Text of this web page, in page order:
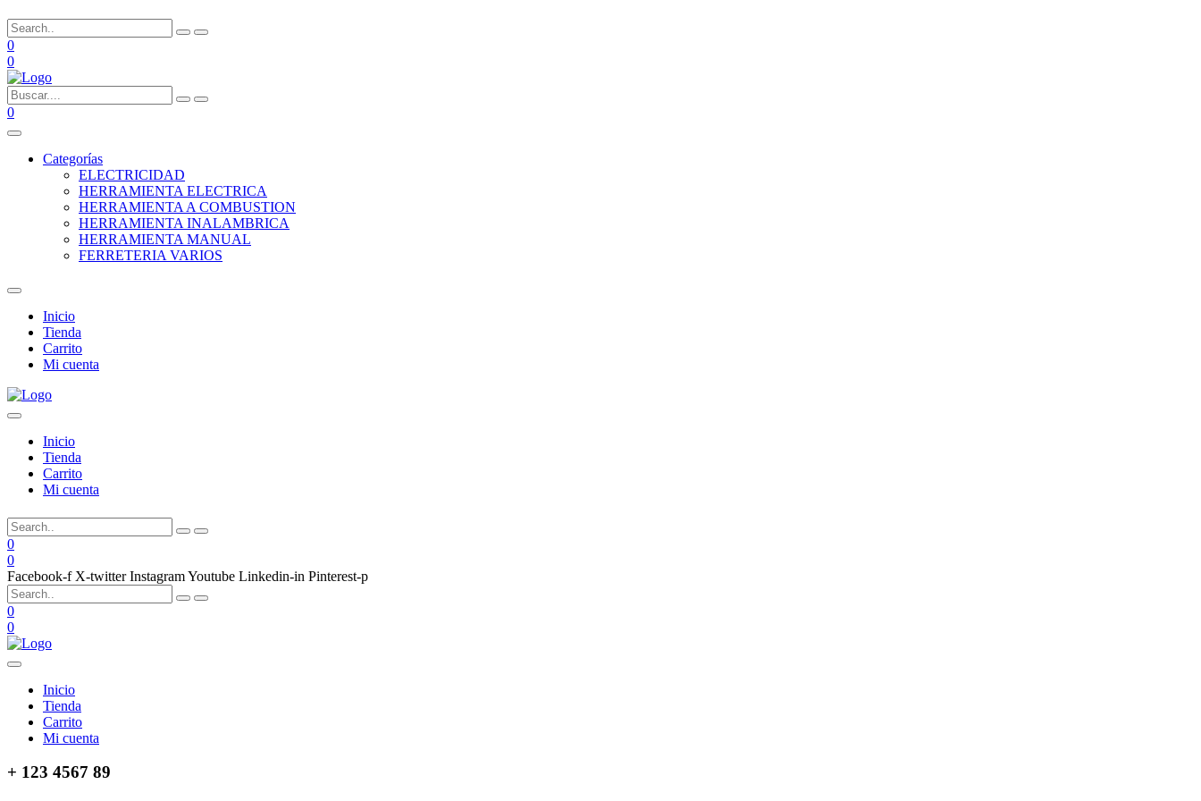
0
0
0
Categorías
ELECTRICIDAD
HERRAMIENTA ELECTRICA
HERRAMIENTA A COMBUSTION
HERRAMIENTA INALAMBRICA
HERRAMIENTA MANUAL
FERRETERIA VARIOS
Inicio
Tienda
Carrito
Mi cuenta
Inicio
Tienda
Carrito
Mi cuenta
0
0
Facebook-f X-twitter InstagramYoutube Linkedin-in Pinterest-p
0
0
Inicio
Tienda
Carrito
Mi cuenta
+ 123 4567 89